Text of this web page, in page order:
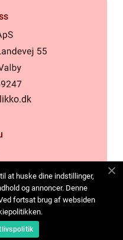
at huske dine indstillinger,
og annoncer. Denne
fortsat brug af websiden